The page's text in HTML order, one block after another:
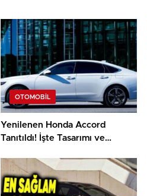
OTOMOBIL
Yenilenen Honda Accord
Tanıtıldı! İşte Tasarımı ve